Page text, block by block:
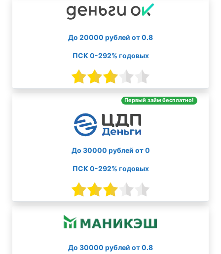
До 20000 рублей от 0.8
ПСК 0-292% годовых
Первый займ бесплатно!
До 30000 рублей от 0
ПСК 0-292% годовых
До 30000 рублей от 0.8